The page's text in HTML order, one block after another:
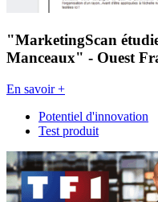
"MarketingScan
Manceaux" - Ouest
En savoir +
Potentiel d'innovation
Test produit